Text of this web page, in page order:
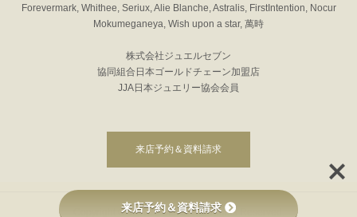
Forevermark, Whithee, Seriux, Alie Blanche, Astralis, FirstIntention, Nocur
Mokumeganeya, Wish upon a star, 萬時
株式会社ジュエルセブン
協同組合日本ゴールドチェーン加盟店
JJA日本ジュエリー協会会員
来店予約＆資料請求
Copyright © JEWEL SEVEN All Rights Reserved.
来店予約＆資料請求